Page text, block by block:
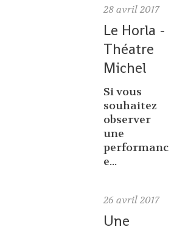
28 avril 2017
Le Horla -
Théatre
Michel
Si vous
souhaitez
observer
une
performanc
e...
26 avril 2017
Une